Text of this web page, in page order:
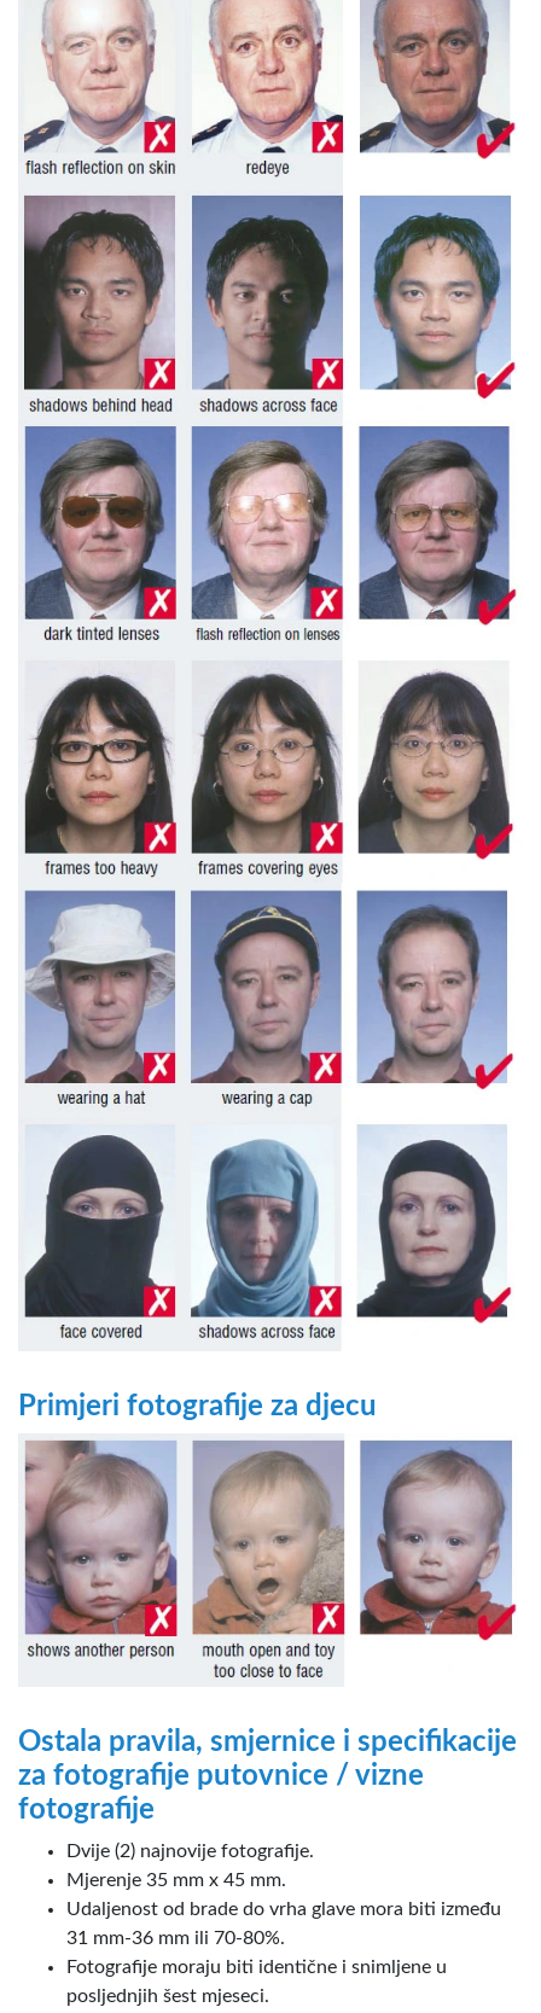
Primjeri fotografije za djecu
Ostala pravila, smjernice i specifikacije
za fotografije putovnice / vizne
fotografije
Dvije (2) najnovije fotografije.
Mjerenje 35 mm x 45 mm.
Udaljenost od brade do vrha glave mora biti između
31 mm-36 mm ili 70-80%.
Fotografije moraju biti identične i snimljene u
posljednjih šest mjeseci.